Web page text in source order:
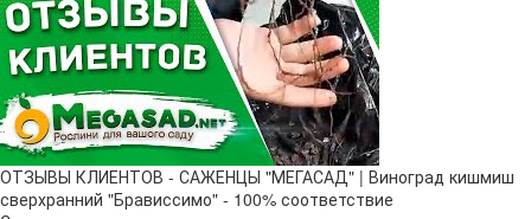
ОТЗЫВЫ КЛИЕНТОВ - САЖЕНЦЫ "МЕГАСАД" | Виноград кишмиш
сверхранний "Брависсимо" - 100% соответствие